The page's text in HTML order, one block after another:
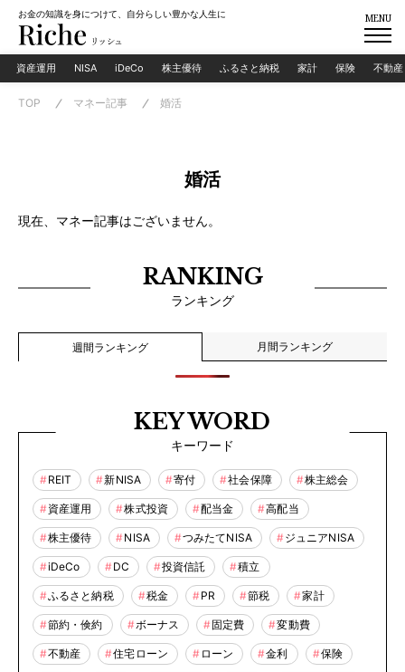
お金の知識を身につけて、自分らしい豊かな人生に MENU
資産運用 NISA iDeCo 株主優待 ふるさと納税 家計 保険 不動産
TOP マネー記事 婚活
婚活
現在、マネー記事はございません。
RANKING
ランキング
週間ランキング 月間ランキング
KEY WORD
キーワード
REIT 新NISA 寄付 社会保障 株主総会
資産運用 株式投資 配当金 高配当
株主優待 NISA つみたてNISA ジュニアNISA
iDeCo DC 投資信託 積立
ふるさと納税 税金 PR 節税 家計
節約・倹約 ボーナス 固定費 変動費
不動産 住宅ローン ローン 金利 保険